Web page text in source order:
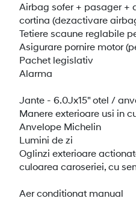
Airbag sofer + pasager +
cortina (dezactivare
Tetiere scaune reglabile
Asigurare pornire motor
Pachet legislativ
Alarma
Jante - 6.0Jx15" otel /
Manere exterioare usi in
Anvelope Michelin
Lumini de zi
Oglinzi exterioare
culoarea caroseriei, cu
Aer conditionat manual